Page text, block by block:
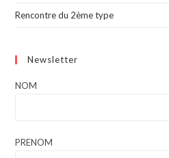
Rencontre du 2ème type
Newsletter
NOM
PRENOM